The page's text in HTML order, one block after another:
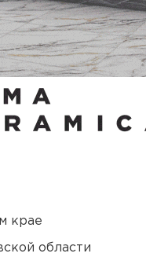
крае
области